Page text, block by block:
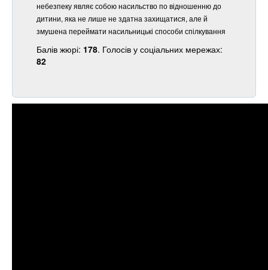
небезпеку являє собою насильство по відношенню до
дитини, яка не лише не здатна захищатися, але й
змушена переймати насильницькі способи спілкування
Балів жюрі: 178. Голосів у соціальних мережах:
82